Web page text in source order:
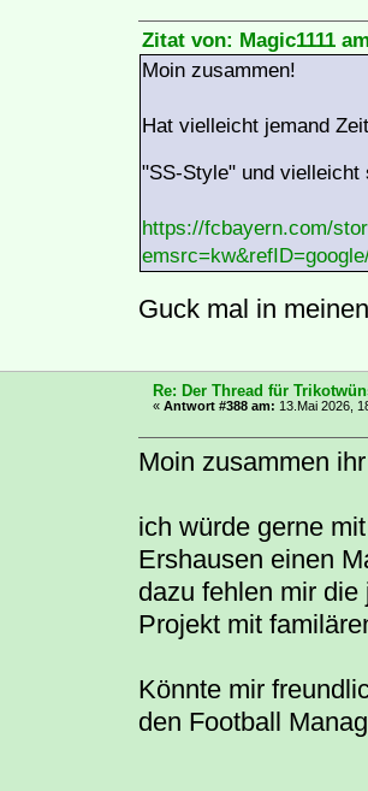
Zitat von: Magic1111
Moin zusammen!
Hat vielleicht jemand
"SS-Style" und
https://fcbayern.com/
Guck mal in
Re: Der Thread für
«Antwort #388 am: 13.Mai 2026,
Moin zusammen
ich würde gerne
Ershausen einen
dazu fehlen mir
Projekt mit
Könnte mir
den Football